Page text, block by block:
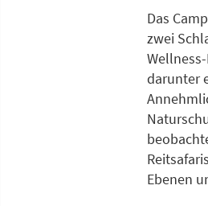
Das
zwei
darunter
Ebenen